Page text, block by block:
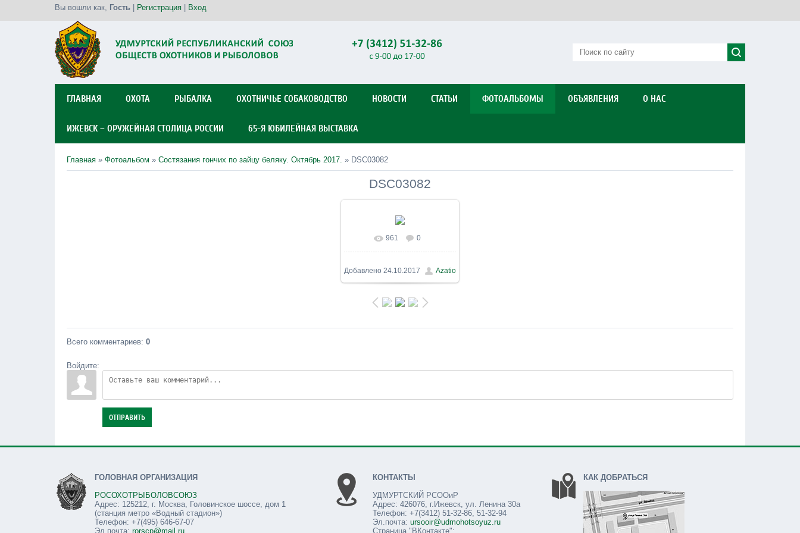
Вы вошли как, Гость Регистрация Вход
ГЛАВНАЯ ОХОТА РЫБАЛКА ОХОТНИЧЬЕ СОБАКОВОДСТВО НОВОСТИ СТАТЬИ ФОТОАЛЬБОМЫ ОБЪЯВЛЕНИЯ О НАС
ИЖЕВСК – ОРУЖЕЙНАЯ СТОЛИЦА РОССИИ 65-Я ЮБИЛЕЙНАЯ ВЫСТАВКА
Главная » Фотоальбом » Состязания гончих по зайцу беляку. Октябрь 2017. » DSC03082
DSC03082
В реальном размере
1200x900/ 238.9Kb
961 0
Добавлено 24.10.2017 Azatio
Всего комментариев: 0
Войдите:
ОТПРАВИТЬ
ГОЛОВНАЯ ОРГАНИЗАЦИЯ
РОСОХОТРЫБОЛОВСОЮЗ
Адрес: 125212, г. Москва, Головинское шоссе, дом 1
(станция метро «Водный стадион»)
Телефон: +7(495) 646-67-07
Эл.почта: rorscp@mail.ru
КОНТАКТЫ
УДМУРТСКИЙ РСООиР
Адрес: 426076, г.Ижевск, ул. Ленина 30а
Телефон: +7(3412) 51-32-86, 51-32-94
Эл.почта: ursooir@udmohotsoyuz.ru
Страница "ВКонтакте":
КАК ДОБРАТЬСЯ